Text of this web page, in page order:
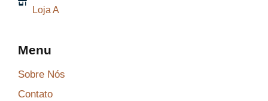
Loja A
Menu
Sobre Nós
Contato